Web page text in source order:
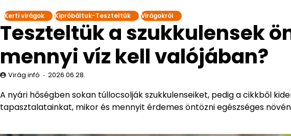
Kerti virágok Kipróbáltuk-Teszteltük Virágokról
Teszteltük a szukkulensek
mennyi víz kell valójában?
Virág infó 2026.06.28.
A nyári hőségben sokan túllocsolják szukkulenseiket, pedig a cikkből
tapasztalatainkat, mikor és mennyit érdemes öntözni egészséges